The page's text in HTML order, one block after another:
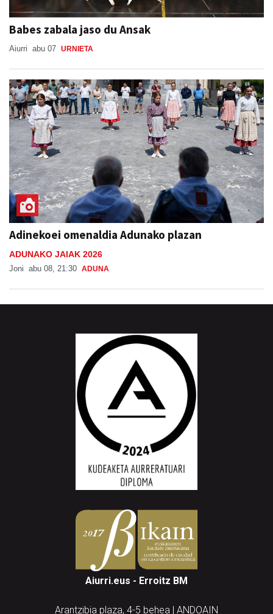
Babes zabala jaso du Ansak
Aiurri abu 07 URNIETA
Adinekoei omenaldia Adunako plazan
ADUNAKO JAIAK 2026
Joni abu 08, 21:30 ADUNA
Aiurri.eus - Erroitz BM
Arantzibia plaza, 4-5 behea | ANDOAIN